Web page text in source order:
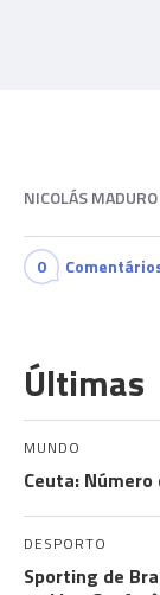
NICOLÁS MADURO
0
Últimas
MUNDO
Ceuta:
DESPORTO
Sporting de